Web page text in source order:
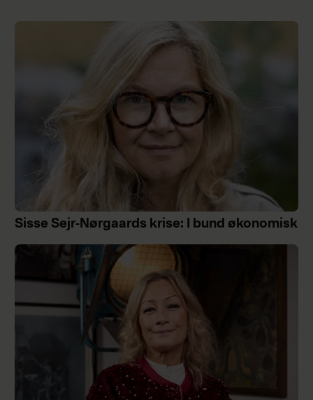
Sisse Sejr-Nørgaards krise: I bund økonomisk